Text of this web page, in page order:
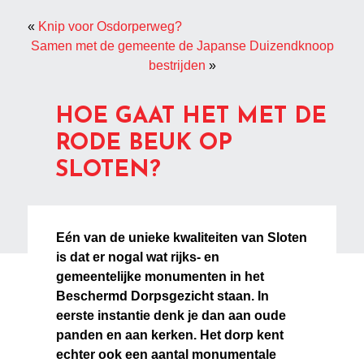
« Knip voor Osdorperweg?
Samen met de gemeente de Japanse Duizendknoop
bestrijden »
HOE GAAT HET MET DE
RODE BEUK OP
SLOTEN?
Eén van de unieke kwaliteiten van Sloten
is dat er nogal wat rijks- en
gemeentelijke monumenten in het
Beschermd Dorpsgezicht staan. In
eerste instantie denk je dan aan oude
panden en aan kerken. Het dorp kent
echter ook een aantal monumentale